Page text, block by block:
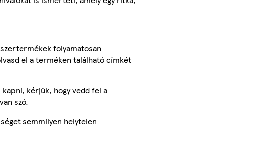
folyamatosan
el a terméken található címkét
kérjük, hogy vedd fel a
szó.
semmilyen helytelen